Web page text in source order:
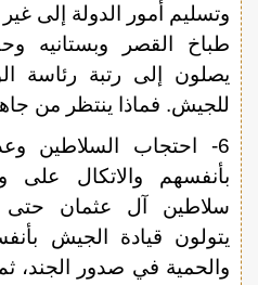
وتسليم أمور الدولة إلى
طباخ القصر وبستانيه
يصلون إلى رتبة رئاسة
للجيش. فماذا ينتظر من
6- احتجاب السلاطين
بأنفسهم والاتكال
سلاطين آل عثمان حتى
يتولون قيادة الجيش
والحمية في صدور الجند،